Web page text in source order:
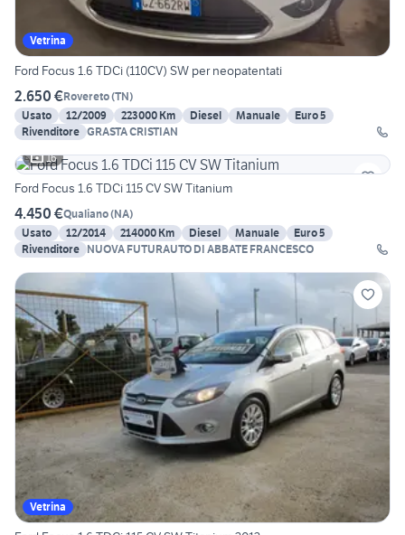
Vetrina
Ford Focus 1.6 TDCi (110CV) SW per neopatentati
2.650 €Rovereto(TN)
Usato
12/2009 223000 Km Diesel Manuale
Euro 5
Rivenditore GRASTA CRISTIAN
16
Ford Focus 1.6 TDCi 115 CV SW Titanium
4.450 €Qualiano(NA)
Usato
12/2014 214000 Km Diesel Manuale
Euro 5
Rivenditore NUOVA FUTURAUTO DI ABBATE FRANCESCO
Vetrina